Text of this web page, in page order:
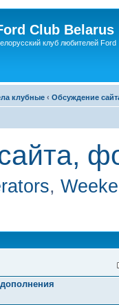
Club Belarus
клуб любителей Ford
клубные ‹ Обсуждение
,